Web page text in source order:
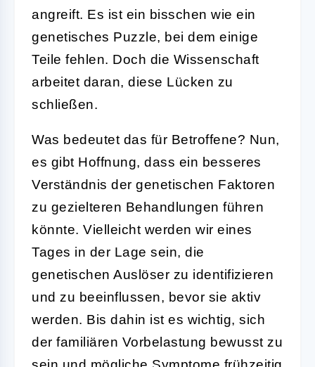
angreift. Es ist ein bisschen wie ein
genetisches Puzzle, bei dem einige
Teile fehlen. Doch die Wissenschaft
arbeitet daran, diese Lücken zu
schließen.
Was bedeutet das für Betroffene? Nun,
es gibt Hoffnung, dass ein besseres
Verständnis der genetischen Faktoren
zu gezielteren Behandlungen führen
könnte. Vielleicht werden wir eines
Tages in der Lage sein, die
genetischen Auslöser zu identifizieren
und zu beeinflussen, bevor sie aktiv
werden. Bis dahin ist es wichtig, sich
der familiären Vorbelastung bewusst zu